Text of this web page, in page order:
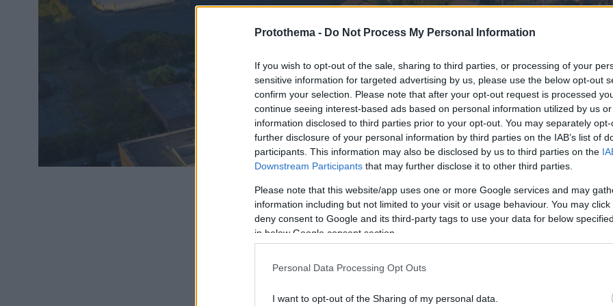
Protothema - Do Not Process My Personal Information
If you wish to opt-out of the sale, sharing to third parties, or processing of your
sensitive information for targeted advertising by us, please use the below opt-out
confirm your selection. Please note that after your opt-out request is processed
continue seeing interest-based ads based on personal information utilized by us
information disclosed to third parties prior to your opt-out. You may separately
further disclosure of your personal information by third parties on the IAB’s list of
participants. This information may also be disclosed by us to third parties on the
Downstream Participants that may further disclose it to other third parties.
Please note that this website/app uses one or more Google services and may
information including but not limited to your visit or usage behaviour. You may
deny consent to Google and its third-party tags to use your data for below
in below Google consent section.
Personal Data Processing Opt Outs
I want to opt-out of the Sharing of my personal data.
Credits: FIX Thessaloniki – Foster + Partners
Στην καρδιά της ανάπτυξης βρίσκεται το FIX
νέο βιοκλιματικό συγκρότημα κατοικιών συνολικής
σχεδιασμένο από το διεθνώς διακεκριμένο
γραφείο Foster + Partners. Από μικρότερα